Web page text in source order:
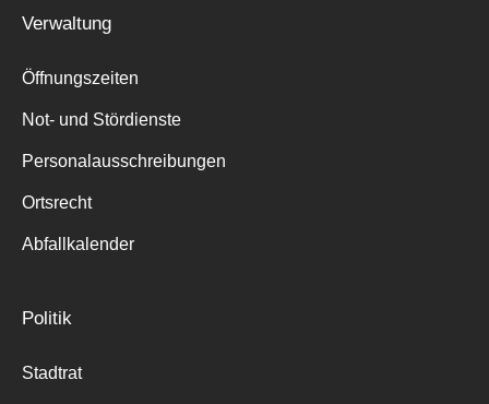
Verwaltung
Öffnungszeiten
Not- und Stördienste
Personalausschreibungen
Ortsrecht
Abfallkalender
Politik
Stadtrat